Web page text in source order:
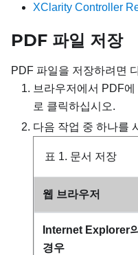
XClarity Controller
PDF 파일 저장
PDF 파일을 저장하려면
브라우저에서 PDF
로 클릭하십시오.
다음 작업 중 하나를
표 1. 문서 저장
웹 브라우저
Internet Explorer의
경우